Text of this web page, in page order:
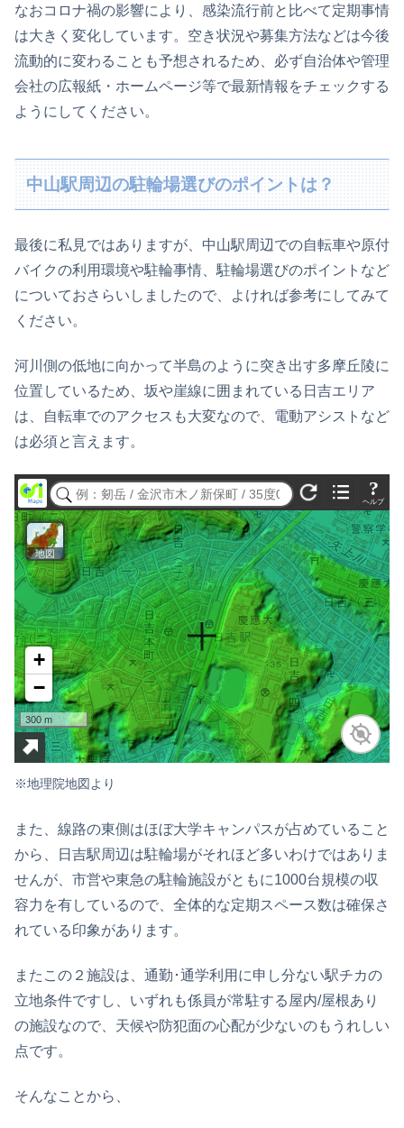
なおコロナ禍の影響により、感染流行前と比べて定期事情
は大きく変化しています。空き状況や募集方法などは今後
流動的に変わることも予想されるため、必ず自治体や管理
会社の広報紙・ホームページ等で最新情報をチェックする
ようにしてください。
中山駅周辺の駐輪場選びのポイントは？
最後に私見ではありますが、中山駅周辺での自転車や原付
バイクの利用環境や駐輪事情、駐輪場選びのポイントなど
についておさらいしましたので、よければ参考にしてみて
ください。
河川側の低地に向かって半島のように突き出す多摩丘陵に
位置しているため、坂や崖線に囲まれている日吉エリア
は、自転車でのアクセスも大変なので、電動アシストなど
は必須と言えます。
※地理院地図より
また、線路の東側はほぼ大学キャンパスが占めていること
から、日吉駅周辺は駐輪場がそれほど多いわけではありま
せんが、市営や東急の駐輪施設がともに1000台規模の収
容力を有しているので、全体的な定期スペース数は確保さ
れている印象があります。
またこの２施設は、通勤･通学利用に申し分ない駅チカの
立地条件ですし、いずれも係員が常駐する屋内/屋根あり
の施設なので、天候や防犯面の心配が少ないのもうれしい
点です。
そんなことから、